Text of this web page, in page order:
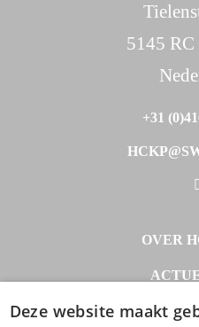
5145
+31
OVER
Deze website maakt